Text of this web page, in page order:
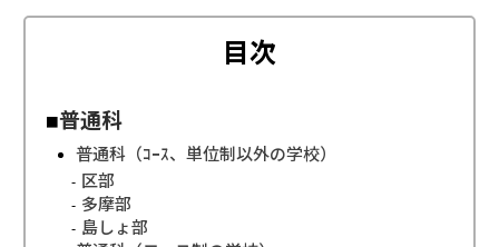
目次
普通科
普通科（ｺｰｽ、単位制以外の学校）
区部
多摩部
島しょ部